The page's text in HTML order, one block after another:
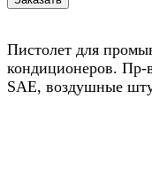
Пистолет для
кондиционеров.
SAE, воздушные